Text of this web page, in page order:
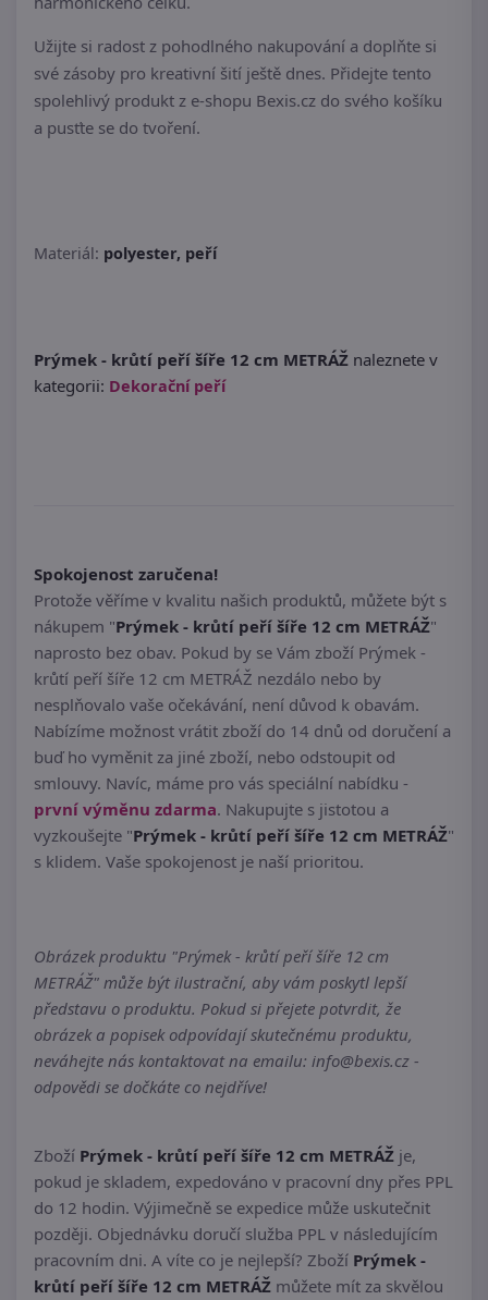
Užijte si radost z pohodlného nakupování a doplňte si
své zásoby pro kreativní šití ještě dnes. Přidejte tento
spolehlivý produkt z e-shopu Bexis.cz do svého košíku
a pusťte se do tvoření.
Materiál: polyester, peří
Prýmek - krůtí peří šíře 12 cm METRÁŽ naleznete v
kategorii: Dekorační peří
Spokojenost zaručena!
Protože věříme v kvalitu našich produktů, můžete být s
nákupem "Prýmek - krůtí peří šíře 12 cm METRÁŽ"
naprosto bez obav. Pokud by se Vám zboží Prýmek -
krůtí peří šíře 12 cm METRÁŽ nezdálo nebo by
nesplňovalo vaše očekávání, není důvod k obavám.
Nabízíme možnost vrátit zboží do 14 dnů od doručení a
buď ho vyměnit za jiné zboží, nebo odstoupit od
smlouvy. Navíc, máme pro vás speciální nabídku -
první výměnu zdarma. Nakupujte s jistotou a
vyzkoušejte "Prýmek - krůtí peří šíře 12 cm METRÁŽ"
s klidem. Vaše spokojenost je naší prioritou.
Obrázek produktu "Prýmek - krůtí peří šíře 12 cm
METRÁŽ" může být ilustrační, aby vám poskytl lepší
představu o produktu. Pokud si přejete potvrdit, že
obrázek a popisek odpovídají skutečnému produktu,
neváhejte nás kontaktovat na emailu: info@bexis.cz -
odpovědi se dočkáte co nejdříve!
Zboží Prýmek - krůtí peří šíře 12 cm METRÁŽ je,
pokud je skladem, expedováno v pracovní dny přes PPL
do 12 hodin. Výjimečně se expedice může uskutečnit
později. Objednávku doručí služba PPL v následujícím
pracovním dni. A víte co je nejlepší? Zboží Prýmek -
krůtí peří šíře 12 cm METRÁŽ můžete mít za skvělou